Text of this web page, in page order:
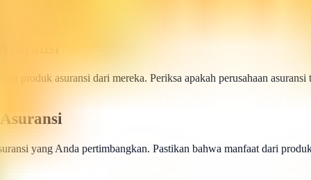
produk asuransi dari mereka. Periksa apakah perusahaan
yang Anda pertimbangkan. Pastikan bahwa manfaat dari